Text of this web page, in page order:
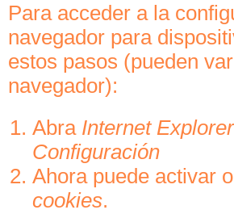
Para acceder a la
navegador para
estos pasos (pueden
navegador):
Abra Internet Explorer
Configuración
Ahora puede activar
cookies.